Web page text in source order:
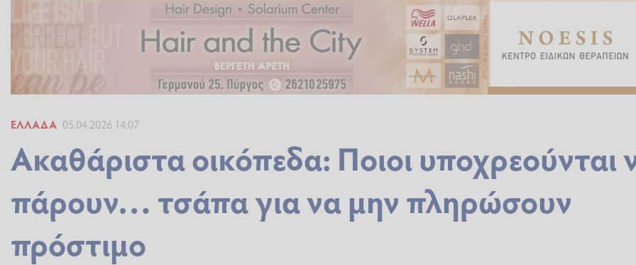
ΕΛΛΆΔΑ 05.04.2026 14:07
Ακαθάριστα οικόπεδα: Ποιοι υποχρεούνται
πάρουν… τσάπα για να μην πληρώσουν
πρόστιμο